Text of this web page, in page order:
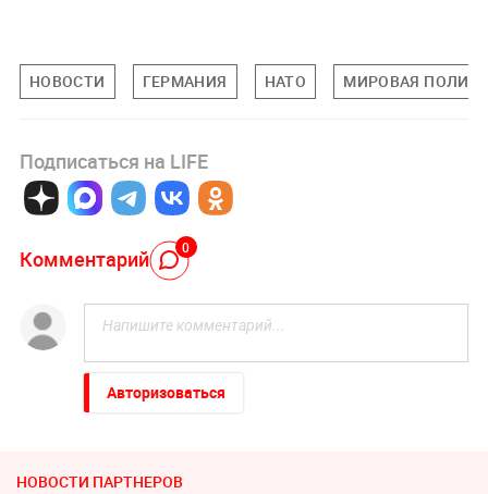
НОВОСТИ ГЕРМАНИЯ НАТО МИРОВАЯ
Подписаться на LIFE
Комментарий 0
Авторизоваться
НОВОСТИ ПАРТНЕРОВ